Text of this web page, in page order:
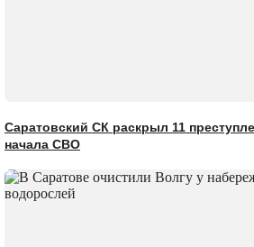
Саратовский СК раскрыл 11
начала СВО